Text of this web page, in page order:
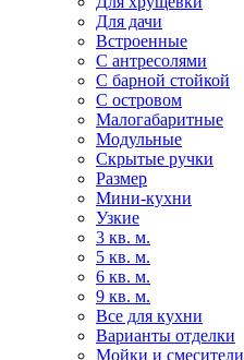
Для дачи
Встроенные
С антресолями
С барной стойкой
С островом
Малогабаритные
Модульные
Скрытые ручки
Размер
Мини-кухни
Узкие
3 кв. м.
5 кв. м.
6 кв. м.
9 кв. м.
Все для кухни
Варианты отделки
Мойки и смесители